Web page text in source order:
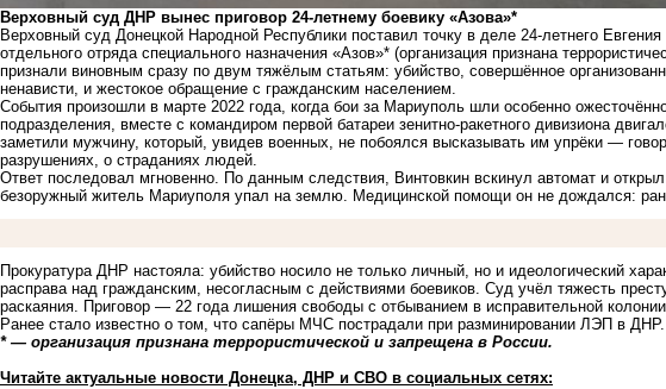
Верховный суд ДНР вынес приговор 24-летнему боевику «Азова»*
Верховный суд Донецкой Народной Республики поставил точку в деле 24-летнего
отдельного отряда специального назначения «Азов»* (организация признана
признали виновным сразу по двум тяжёлым статьям: убийство, совершённое
ненависти, и жестокое обращение с гражданским населением.
События произошли в марте 2022 года, когда бои за Мариуполь шли особенно
подразделения, вместе с командиром первой батареи зенитно-ракетного дивизиона
заметили мужчину, который, увидев военных, не побоялся высказывать им упрёки —
разрушениях, о страданиях людей.
Ответ последовал мгновенно. По данным следствия, Винтовкин вскинул автомат и
безоружный житель Мариуполя упал на землю. Медицинской помощи он не дождался:
Прокуратура ДНР настояла: убийство носило не только личный, но и идеологический
расправа над гражданским, несогласным с действиями боевиков. Суд учёл тяжесть
раскаяния. Приговор — 22 года лишения свободы с отбыванием в исправительной
Ранее стало известно о том, что сапёры МЧС пострадали при разминировании ЛЭП в
* — организация признана террористической и запрещена в России.
Читайте актуальные новости Донецка, ДНР и СВО в социальных сетях: